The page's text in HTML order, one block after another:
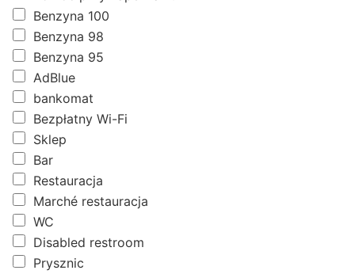
Benzyna 100
Benzyna 98
Benzyna 95
AdBlue
bankomat
Bezpłatny Wi-Fi
Sklep
Bar
Restauracja
Marché restauracja
WC
Disabled restroom
Prysznic